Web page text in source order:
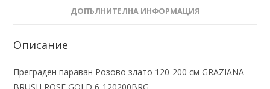
ДОПЪЛНИТЕЛНА ИНФОРМАЦИЯ
Описание
Преграден параван Розово злато 120-200 см GRAZIANA